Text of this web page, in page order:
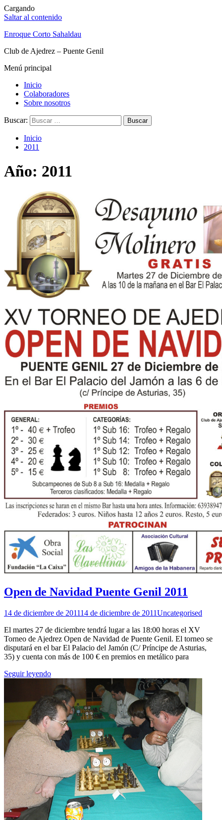
Cargando
Saltar al contenido
Enroque Corto Sahaldau
Club de Ajedrez – Puente Genil
Menú principal
Inicio
Colaboradores
Sobre nosotros
Buscar:
Inicio
2011
Año: 2011
Open de Navidad Puente Genil 2011
14 de diciembre de 201114 de diciembre de 2011Uncategorised
El martes 27 de diciembre tendrá lugar a las 18:00 horas el XV
Torneo de Ajedrez Open de Navidad de Puente Genil. El torneo se
disputará en el bar El Palacio del Jamón (C/ Príncipe de Asturias,
35) y cuenta con más de 100 € en premios en metálico para
Seguir leyendo